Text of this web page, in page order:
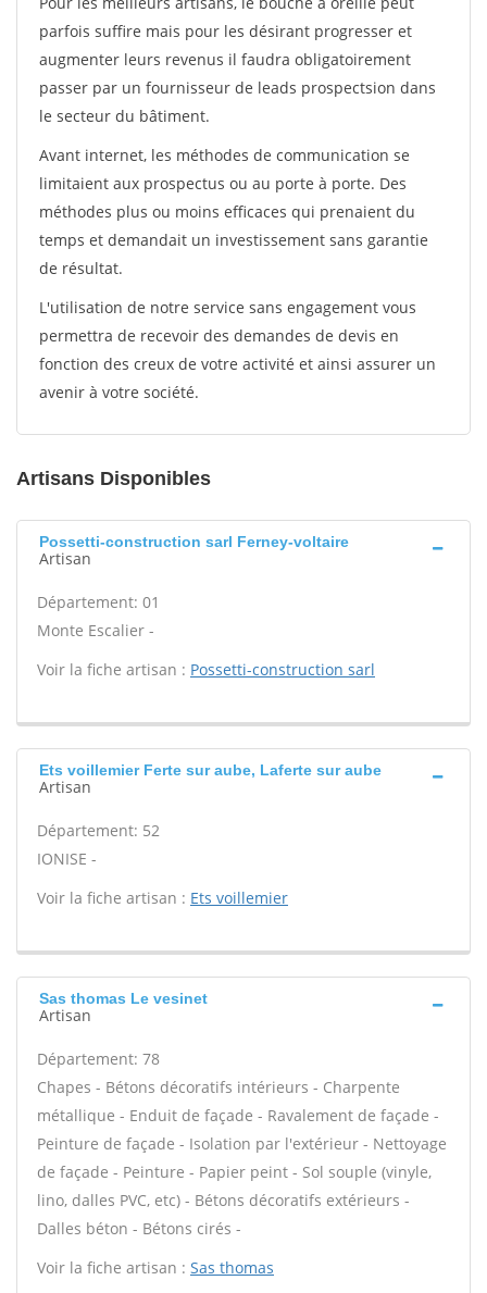
parfois suffire mais pour les désirant progresser et
augmenter leurs revenus il faudra obligatoirement
passer par un fournisseur de leads prospectsion dans
le secteur du bâtiment.
Avant internet, les méthodes de communication se
limitaient aux prospectus ou au porte à porte. Des
méthodes plus ou moins efficaces qui prenaient du
temps et demandait un investissement sans garantie
de résultat.
L'utilisation de notre service sans engagement vous
permettra de recevoir des demandes de devis en
fonction des creux de votre activité et ainsi assurer un
avenir à votre société.
Artisans Disponibles
Possetti-construction sarl Ferney-voltaire
Artisan
Département: 01
Monte Escalier -
Voir la fiche artisan : Possetti-construction sarl
Ets voillemier Ferte sur aube, Laferte sur aube
Artisan
Département: 52
IONISE -
Voir la fiche artisan : Ets voillemier
Sas thomas Le vesinet
Artisan
Département: 78
Chapes - Bétons décoratifs intérieurs - Charpente
métallique - Enduit de façade - Ravalement de façade -
Peinture de façade - Isolation par l'extérieur - Nettoyage
de façade - Peinture - Papier peint - Sol souple (vinyle,
lino, dalles PVC, etc) - Bétons décoratifs extérieurs -
Dalles béton - Bétons cirés -
Voir la fiche artisan : Sas thomas